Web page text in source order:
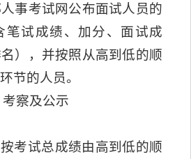
事考试网公布面试人员的
笔试成绩、加分、面试成
），并按照从高到低的顺
节的人员。
察及公示
考试总成绩由高到低的顺